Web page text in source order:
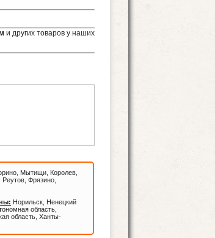
и других товаров у наших
Мытищи, Королев,
Фрязино,
Норильск, Ненецкий
область,
область, Ханты-